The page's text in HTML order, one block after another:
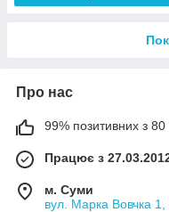
Про нас
99% позитивних з 80
Працює з
м. Суми
вул. Марка Вовчка